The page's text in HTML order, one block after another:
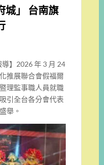
城」 台南旗
導】2026 年 3 月 24
推展聯合會假福爾
理監事職人員就職
引全台各分會代表
舉。